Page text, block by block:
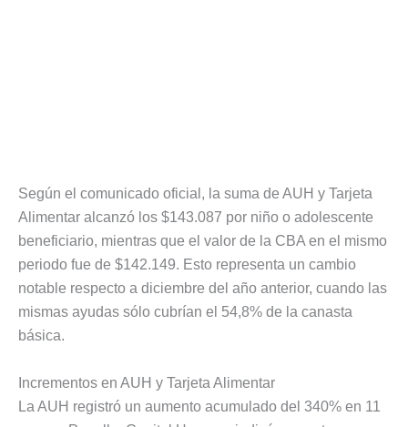
Según el comunicado oficial, la suma de AUH y Tarjeta
Alimentar alcanzó los $143.087 por niño o adolescente
beneficiario, mientras que el valor de la CBA en el mismo
periodo fue de $142.149. Esto representa un cambio
notable respecto a diciembre del año anterior, cuando las
mismas ayudas sólo cubrían el 54,8% de la canasta
básica.
Incrementos en AUH y Tarjeta Alimentar
La AUH registró un aumento acumulado del 340% en 11